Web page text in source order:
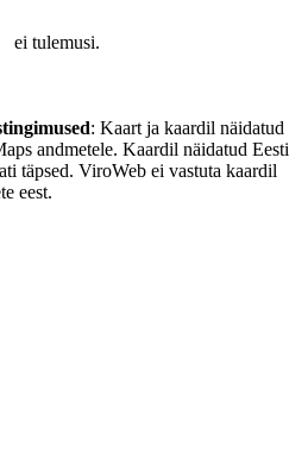
ei tulemusi.
: Kaart ja kaardil näidatud
andmetele. Kaardil näidatud Eesti
täpsed. ViroWeb ei vastuta kaardil
eest.